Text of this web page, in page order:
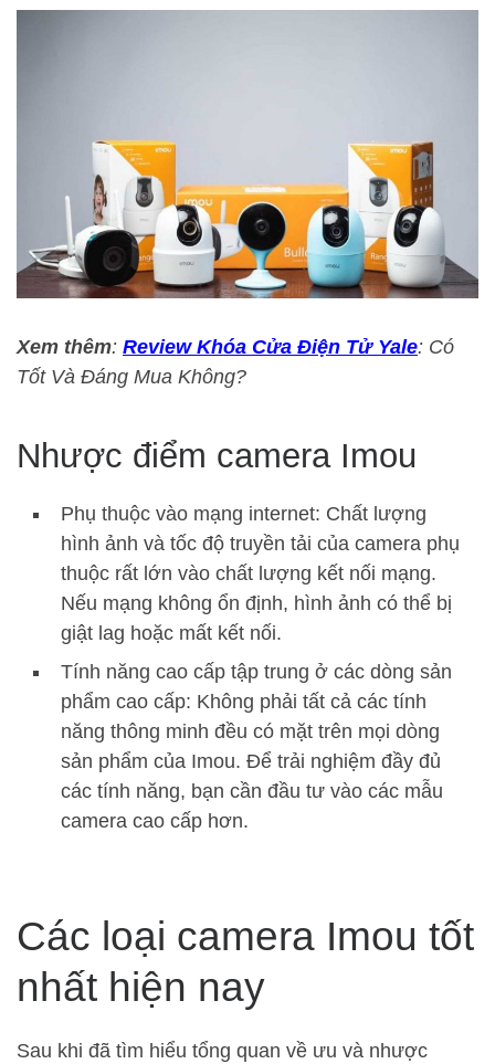
Xem thêm: Review Khóa Cửa Điện Tử Yale: Có
Tốt Và Đáng Mua Không?
Nhược điểm camera Imou
Phụ thuộc vào mạng internet: Chất lượng
hình ảnh và tốc độ truyền tải của camera phụ
thuộc rất lớn vào chất lượng kết nối mạng.
Nếu mạng không ổn định, hình ảnh có thể bị
giật lag hoặc mất kết nối.
Tính năng cao cấp tập trung ở các dòng sản
phẩm cao cấp: Không phải tất cả các tính
năng thông minh đều có mặt trên mọi dòng
sản phẩm của Imou. Để trải nghiệm đầy đủ
các tính năng, bạn cần đầu tư vào các mẫu
camera cao cấp hơn.
Các loại camera Imou tốt
nhất hiện nay
Sau khi đã tìm hiểu tổng quan về ưu và nhược